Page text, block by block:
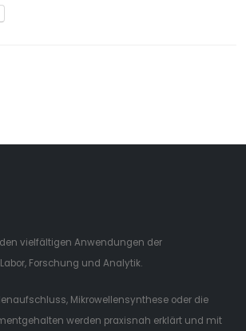
vielfältigen Anwendungen der
Forschung und Analytik.
Mikrowellensynthese oder die
werden praxisnah erklärt und mit